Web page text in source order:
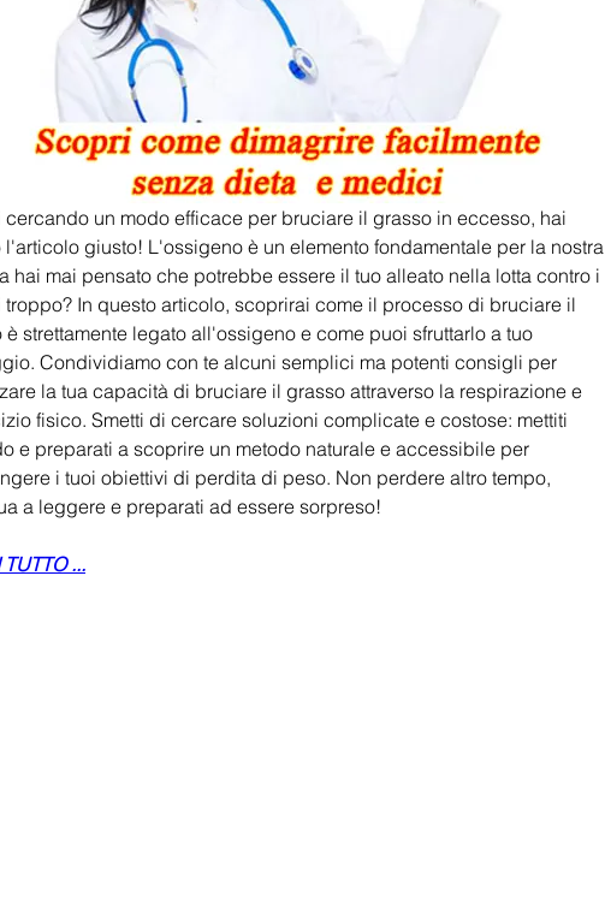
cercando un modo efficace per bruciare il grasso in eccesso, hai
l'articolo giusto! L'ossigeno è un elemento fondamentale per la nostra
hai mai pensato che potrebbe essere il tuo alleato nella lotta contro i
In questo articolo, scoprirai come il processo di bruciare il
è strettamente legato all'ossigeno e come puoi sfruttarlo a tuo
Condividiamo con te alcuni semplici ma potenti consigli per
la tua capacità di bruciare il grasso attraverso la respirazione e
fisico. Smetti di cercare soluzioni complicate e costose: mettiti
e preparati a scoprire un metodo naturale e accessibile per
i tuoi obiettivi di perdita di peso. Non perdere altro tempo,
a leggere e preparati ad essere sorpreso!
...